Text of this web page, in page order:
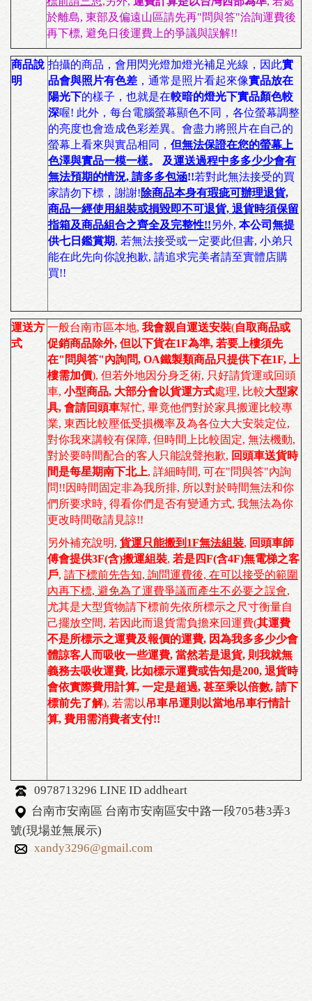
於離島, 東部及偏遠山區請先再"問與答"洽詢運費後
再下標, 避免日後運費上的爭議與誤解!!
商品說
明
拍攝的商品，會用閃光燈加燈光補足光線，因此實
品會與照片有色差 ，通常是照片看起來像實品放在
陽光下的樣子，也就是在較暗的燈光下實品顏色較
深喔! 此外，每台電腦螢幕顯色不同，各位螢幕調整
的亮度也會造成色彩差異。會盡力將照片在自己的
螢幕上看來與實品相同， 但無法保證在您的螢幕上
色澤與實品一模一樣。 及運送過程中多多少少會有
無法預期的情況, 請多多包涵!!若對此無法接受的買
家請勿下標，謝謝!除商品本身有瑕疵可辦理退貨,
商品一經使用組裝或損毀即不可退貨, 退貨時須保留
指箱及商品組合之齊全及完整性!!另外, 本公司無提
供七日鑑賞期, 若無法接受或一定要此但書, 小弟只
能在此先向你說抱歉, 請追求完美者請至實體店購
買!!
運送方
式
一般台南市區本地, 我會親自運送安裝(自取商品或
促銷商品除外, 但以下貨在1F為準, 若要上樓須先
在"問與答"內詢問, OA鐵製類商品只提供下在1F, 上
樓需加價), 但若外地因分身乏術, 只好請貨運或回頭
車, 小型商品, 大部分會以貨運方式處理, 比較大型家
具, 會請回頭車幫忙, 畢竟他們對於家具搬運比較專
業, 東西比較壓低受損機率及為各位大大安裝定位,
對你我來講較有保障, 但時間上比較固定, 無法機動,
對於要時間配合的客人只能說聲抱歉, 回頭車送貨時
間是每星期南下北上, 詳細時間, 可在"問與答"內詢
問!!因時間固定非為我所排, 所以對於時間無法和你
們所要求時¸ 得看你們是否有變通方式, 我無法為你
更改時間敬請見諒!!
另外補充說明, 貨運只能搬到1F無法組裝, 回頭車師
傅會提供3F(含)搬運組裝, 若是四F(含4F)無電梯之客
戶, 請下標前先告知, 詢問運費後, 在可以接受的範圍
內再下標, 避免為了運費爭議而產生不必要之誤會,
尤其是大型貨物請下標前先依所標示之尺寸衡量自
己擺放空間, 若因此而退貨需負擔來回運費(其運費
不是所標示之運費及報價的運費, 因為我多多少少會
體諒客人而吸收一些運費, 當然若是退貨, 則我就無
義務去吸收運費, 比如標示運費或告知是200, 退貨時
會依實際費用計算, 一定是超過, 甚至乘以倍數, 請下
標前先了解), 若需以 吊車吊運則以當地吊車行情計
算, 費用需消費者支付!!
0978713296 LINE ID addheart
台南市安南區 台南市安南區安中路一段705巷3弄3
號(現場並無展示)
xandy3296@gmail.com